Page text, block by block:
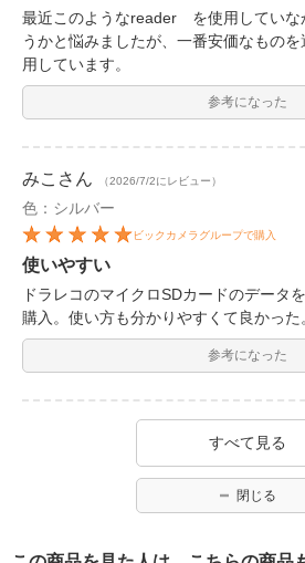
最近このようなreader を使用していな
うかと悩みましたが、一番安価なもの
用しています。
参考になった
みこ さん （2026/7/2にレビュー）
色：シルバー
ビックカメラグループで購入
使いやすい
ドラレコのマイクロSDカードのデータ
購入。使い方も分かりやすくて良かった
参考になった
すべて見る
閉じる